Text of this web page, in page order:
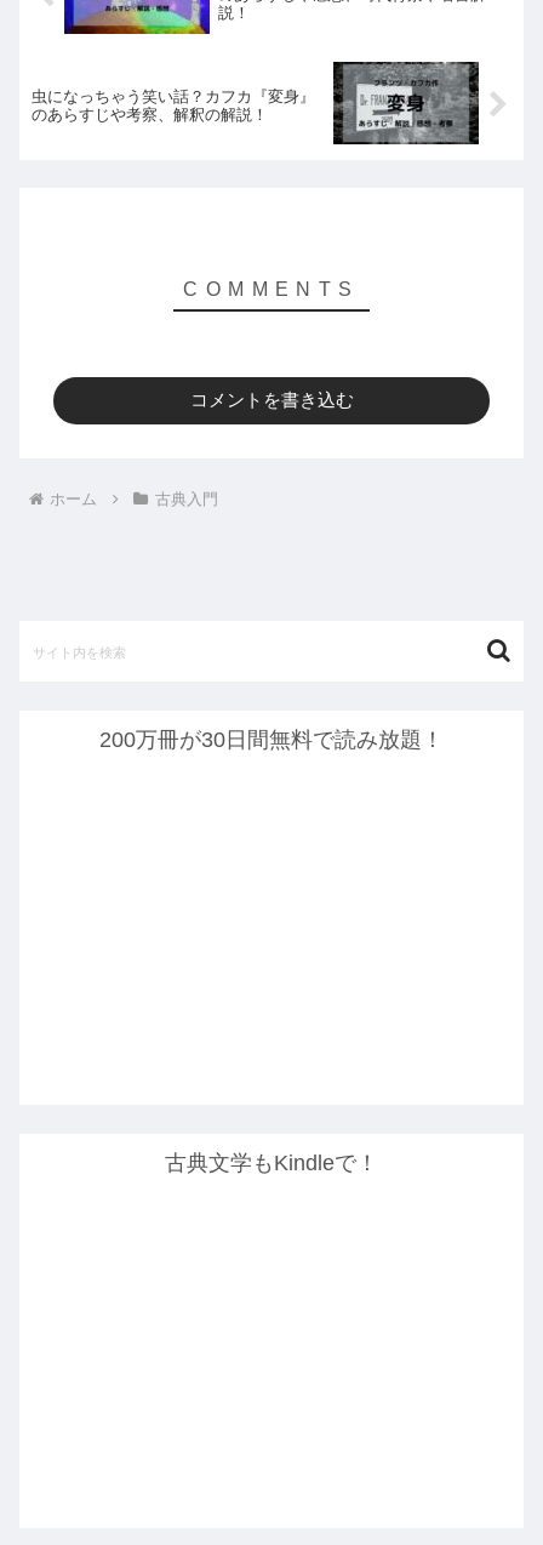
説！
虫になっちゃう笑い話？カフカ『変身』
のあらすじや考察、解釈の解説！
コメントを書き込む
ホーム 古典入門
200万冊が30日間無料で読み放題！
古典文学もKindleで！